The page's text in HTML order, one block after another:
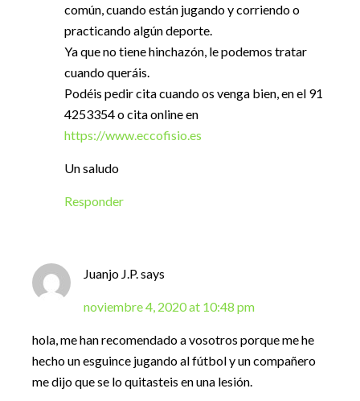
común, cuando están jugando y corriendo o
practicando algún deporte.
Ya que no tiene hinchazón, le podemos tratar
cuando queráis.
Podéis pedir cita cuando os venga bien, en el 91
4253354 o cita online en
https://www.eccofisio.es
Un saludo
Responder
Juanjo J.P.says
noviembre 4, 2020 at 10:48 pm
hola, me han recomendado a vosotros porque me he
hecho un esguince jugando al fútbol y un compañero
me dijo que se lo quitasteis en una lesión.